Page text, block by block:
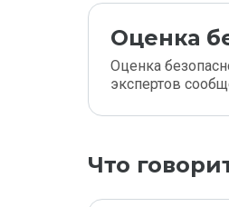
Оценка
Оценка
экспертов
Что